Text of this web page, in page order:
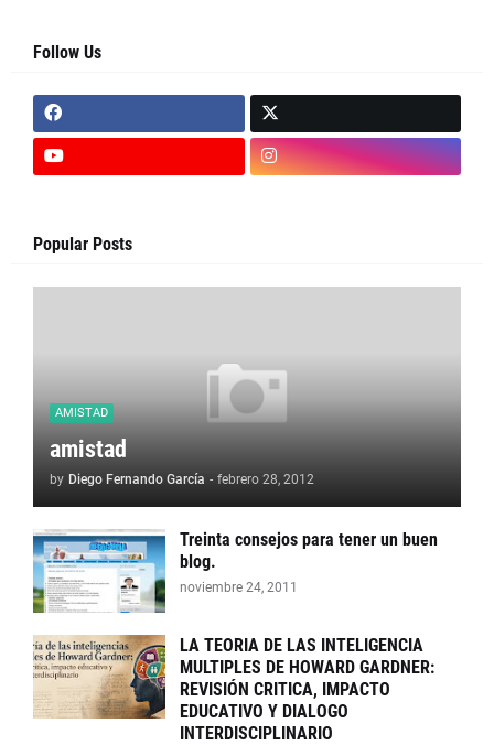
Follow Us
Popular Posts
AMISTAD
amistad
by Diego Fernando García - febrero 28, 2012
Treinta consejos para tener un buen
blog.
noviembre 24, 2011
LA TEORIA DE LAS INTELIGENCIA
MULTIPLES DE HOWARD GARDNER:
REVISIÓN CRITICA, IMPACTO
EDUCATIVO Y DIALOGO
INTERDISCIPLINARIO